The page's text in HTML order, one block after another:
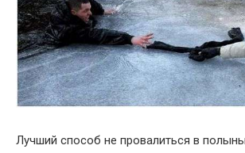
Лучший способ не провалиться в